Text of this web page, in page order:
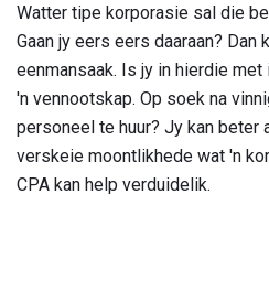
Watter tipe korporasie sal die
Gaan jy eers eers daaraan? Dan
eenmansaak. Is jy in hierdie
'n vennootskap. Op soek na
personeel te huur? Jy kan beter
verskeie moontlikhede wat 'n
CPA kan help verduidelik.